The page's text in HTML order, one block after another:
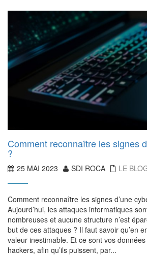
Comment reconnaître les signes
?
25 MAI 2023 SDI ROCA LE
Comment reconnaître les signes d’une
Aujourd’hui, les attaques informatiques
nombreuses et aucune structure n’est
but de ces attaques ? Il faut savoir qu’en
valeur inestimable. Et ce sont vos
hackers, afin qu’ils puissent, par...